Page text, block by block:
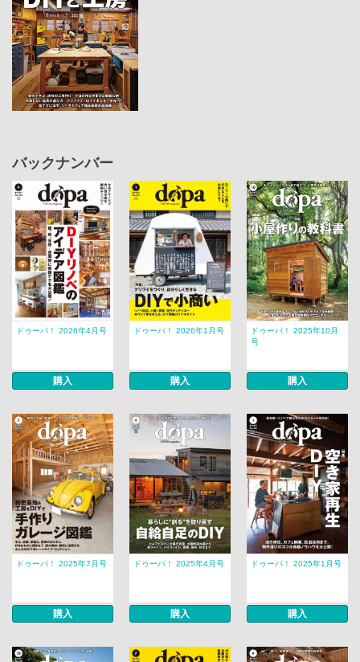
バックナンバー
ドゥーパ！ 2026年4月号
購入
ドゥーパ！ 2026年1月号
購入
ドゥーパ！ 2025年10月
号
購入
ドゥーパ！ 2025年7月号
購入
ドゥーパ！ 2025年4月号
購入
ドゥーパ！ 2025年1月号
購入